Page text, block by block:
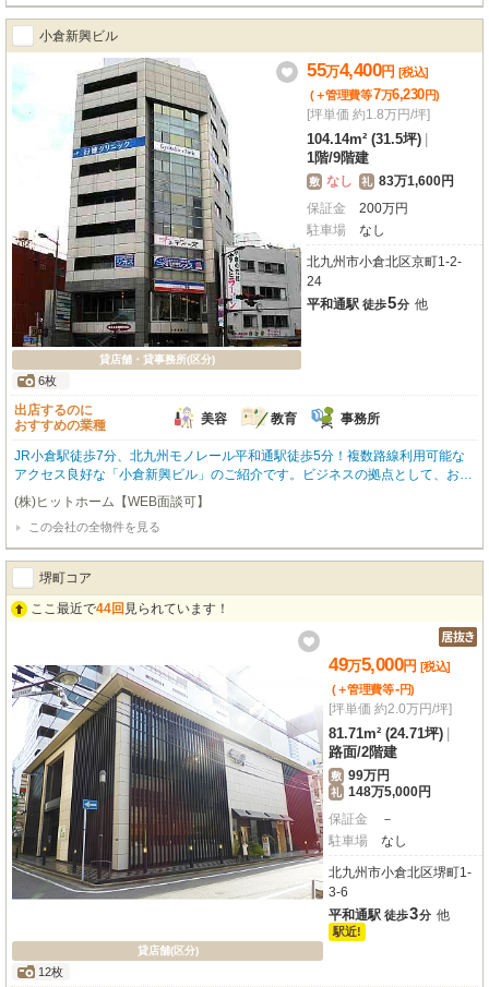
セキュリティーも完備されており、快適で安心な環境が整っています。周辺に
はスーパーが充実しており、お仕事帰りのお買い物にも便利。多くのお客様に
足を運んでいただける角地という立地も魅力です。新しい一歩を踏み出すあな
たを応援する、最適な物件です。ぜひ一度ご内覧ください。
小倉新興ビル
貸店舗・貸事務所(区分)
6枚
55万4,400円 [税込]
(＋管理費等7万6,230円)
[坪単価 約1.8万円/坪]
104.14m² (31.5坪)
1階/9階建
敷 なし 礼 83万1,600円
保証金
200万円
駐車場
なし
北九州市小倉北区京町1-2-
24
平和通駅 徒歩5分 他
出店するのに
おすすめの業種
美容 教育 事務所
JR小倉駅徒歩7分、北九州モノレール平和通駅徒歩5分！複数路線利用可能な
アクセス良好な「小倉新興ビル」のご紹介です。ビジネスの拠点として、お客
様のアクセスにも便利な立地が魅力。商店街に面し、幹線道路沿いの視認性の
良い1階角部屋です。約104m²の広々とした空間は、美容・健康・介護、教
育・スクール、事務所、物販店舗など、多様なビジネスに対応します。周辺に
は銀行やドラッグストア、ショッピングセンターが充実し、ビジネスを強力に
サポートする環境です。諸条件のご相談も承ります。まずはお気軽にお問い合
わせください。
(株)ヒットホーム【WEB面談可】
この会社の全物件を見る
堺町コア
ここ最近で44回 見られています！
貸店舗(区分)
12枚
49万5,000円 [税込]
(＋管理費等-円)
[坪単価 約2.0万円/坪]
81.71m² (24.71坪)
路面/2階建
敷 99万円
礼 148万5,000円
保証金
－
駐車場
なし
北九州市小倉北区堺町1-
3-6
平和通駅 徒歩3分 他
駅近!